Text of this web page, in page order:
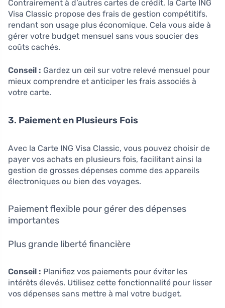
Contrairement à d’autres cartes de crédit, la Carte ING
Visa Classic propose des frais de gestion compétitifs,
rendant son usage plus économique. Cela vous aide à
gérer votre budget mensuel sans vous soucier des
coûts cachés.
Conseil : Gardez un œil sur votre relevé mensuel pour
mieux comprendre et anticiper les frais associés à
votre carte.
3. Paiement en Plusieurs Fois
Avec la Carte ING Visa Classic, vous pouvez choisir de
payer vos achats en plusieurs fois, facilitant ainsi la
gestion de grosses dépenses comme des appareils
électroniques ou bien des voyages.
Paiement flexible pour gérer des dépenses
importantes
Plus grande liberté financière
Conseil : Planifiez vos paiements pour éviter les
intérêts élevés. Utilisez cette fonctionnalité pour lisser
vos dépenses sans mettre à mal votre budget.